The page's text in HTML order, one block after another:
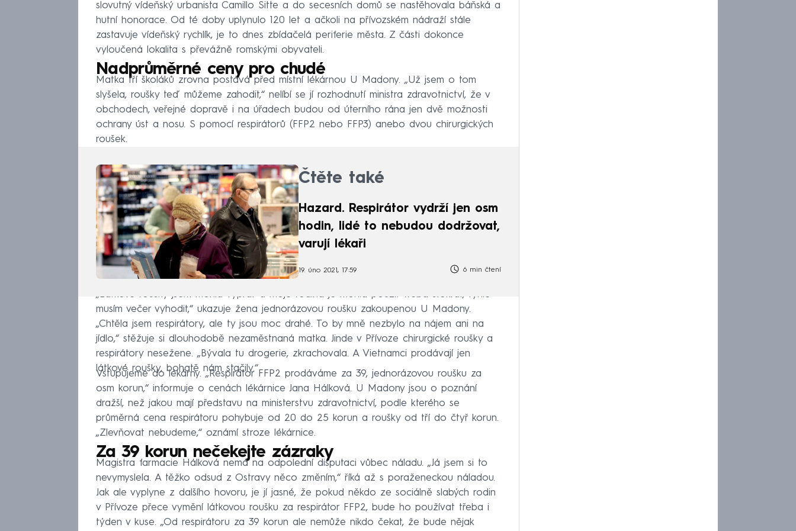
slovutný vídeňský urbanista Camillo Sitte a do secesních domů se nastěhovala báňská a
hutní honorace. Od té doby uplynulo 120 let a ačkoli na přívozském nádraží stále
zastavuje vídeňský rychlík, je to dnes zbídačelá periferie města. Z části dokonce
vyloučená lokalita s převážně romskými obyvateli.
Nadprůměrné ceny pro chudé
Matka tří školáků zrovna postává před místní lékárnou U Madony. „Už jsem o tom
slyšela, roušky teď můžeme zahodit,“ nelíbí se jí rozhodnutí ministra zdravotnictví, že v
obchodech, veřejné dopravě i na úřadech budou od úterního rána jen dvě možnosti
ochrany úst a nosu. S pomocí respirátorů (FFP2 nebo FFP3) anebo dvou chirurgických
roušek.
Čtěte také
Hazard. Respirátor vydrží jen osm
hodin, lidé to nebudou dodržovat,
varují lékaři
19. úno 2021, 17:59 6 min čtení
„Látkové roušky jsem mohla vyprat a moje rodina je mohla použít třeba stokrát, tyhle
musím večer vyhodit,“ ukazuje žena jednorázovou roušku zakoupenou U Madony.
„Chtěla jsem respirátory, ale ty jsou moc drahé. To by mně nezbylo na nájem ani na
jídlo,“ stěžuje si dlouhodobě nezaměstnaná matka. Jinde v Přívoze chirurgické roušky a
respirátory nesežene. „Bývala tu drogerie, zkrachovala. A Vietnamci prodávají jen
látkové roušky, bohatě nám stačily.“
Vstupujeme do lékárny. „Respirátor FFP2 prodáváme za 39, jednorázovou roušku za
osm korun,“ informuje o cenách lékárnice Jana Hálková. U Madony jsou o poznání
dražší, než jakou mají představu na ministerstvu zdravotnictví, podle kterého se
průměrná cena respirátoru pohybuje od 20 do 25 korun a roušky od tří do čtyř korun.
„Zlevňovat nebudeme,“ oznámí stroze lékárnice.
Za 39 korun nečekejte zázraky
Magistra farmacie Hálková nemá na odpolední disputaci vůbec náladu. „Já jsem si to
nevymyslela. A těžko odsud z Ostravy něco změním,“ říká až s poraženeckou náladou.
Jak ale vyplyne z dalšího hovoru, je jí jasné, že pokud někdo ze sociálně slabých rodin
v Přívoze přece vymění látkovou roušku za respirátor FFP2, bude ho používat třeba i
týden v kuse. „Od respirátoru za 39 korun ale nemůže nikdo čekat, že bude nějak